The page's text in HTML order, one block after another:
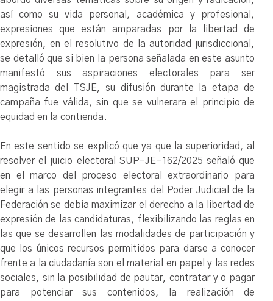
así como su vida personal, académica y profesional,
expresiones que están amparadas por la libertad de
expresión, en el resolutivo de la autoridad jurisdiccional,
se detalló que si bien la persona señalada en este asunto
manifestó sus aspiraciones electorales para ser
magistrada del TSJE, su difusión durante la etapa de
campaña fue válida, sin que se vulnerara el principio de
equidad en la contienda.
En este sentido se explicó que ya que la superioridad, al
resolver el juicio electoral SUP-JE-162/2025 señaló que
en el marco del proceso electoral extraordinario para
elegir a las personas integrantes del Poder Judicial de la
Federación se debía maximizar el derecho a la libertad de
expresión de las candidaturas, flexibilizando las reglas en
las que se desarrollen las modalidades de participación y
que los únicos recursos permitidos para darse a conocer
frente a la ciudadanía son el material en papel y las redes
sociales, sin la posibilidad de pautar, contratar y o pagar
para potenciar sus contenidos, la realización de